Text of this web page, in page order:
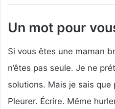
Un mot pour
Si vous êtes une maman
n’êtes pas seule. Je ne
solutions. Mais je sais que
Pleurer. Écrire. Même